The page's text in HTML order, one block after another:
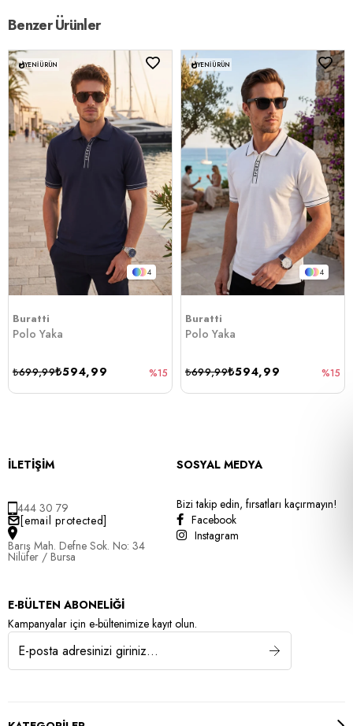
Benzer Ürünler
4
YENI ÜRÜN
Buratti
Polo Yaka
₺594,99
₺699,99 %15
4
YENI ÜRÜN
Buratti
Polo Yaka
₺594,99
₺699,99 %15
İLETİŞİM
444 30 79
[email protected]
Barış Mah. Defne Sok. No: 34
Nilüfer / Bursa
SOSYAL MEDYA
Bizi takip edin, fırsatları kaçırmayın!
Facebook
Instagram
E-BÜLTEN ABONELİĞİ
Kampanyalar için e-bültenimize kayıt olun.